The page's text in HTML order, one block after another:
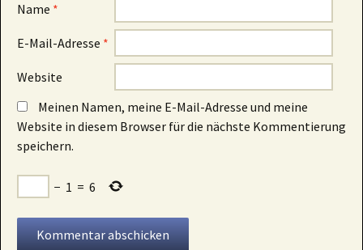
Name *
E-Mail-Adresse *
Website
Meinen Namen, meine E-Mail-Adresse und meine
Website in diesem Browser für die nächste Kommentierung
speichern.
− 1 = 6